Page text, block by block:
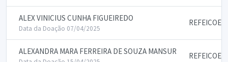
ALEX VINICIUS CUNHA FIGUEIREDO
Data da Doação 07/04/2025
REFEICOES
ALEXANDRA MARA FERREIRA DE SOUZA MANSUR REFEICOES